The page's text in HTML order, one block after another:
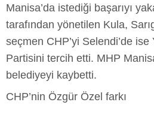
Manisa’da istediği başarıyı
tarafından yönetilen Kula,
seçmen CHP’yi Selendi’de ise
Partisini tercih etti. MHP
belediyeyi kaybetti.
CHP’nin Özgür Özel farkı